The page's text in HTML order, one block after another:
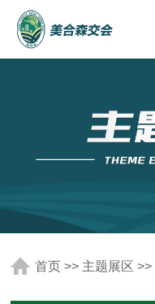
首页 >> 主题展区 >>